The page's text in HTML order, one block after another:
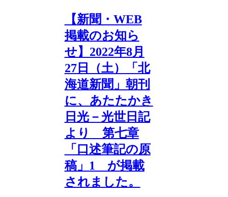
【新聞・WEB
掲載のお知ら
せ】2022年8月
27日（土）「北
海道新聞」朝刊
に、あたたかき
日光－光世日記
より 第七章
「口述筆記の原
稿」1 が掲載
されました。